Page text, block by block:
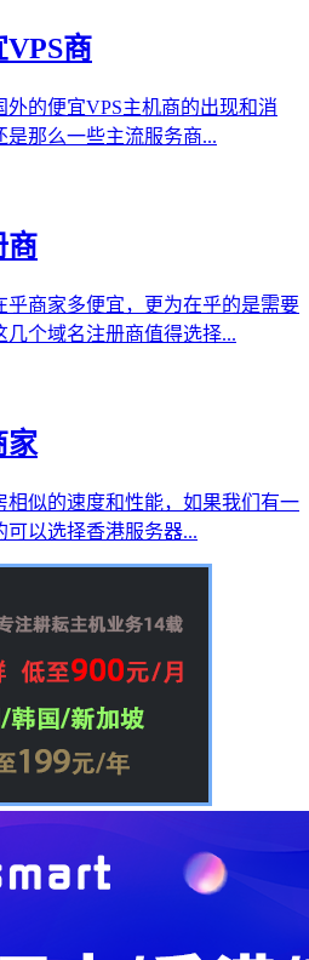
VPS商
的便宜VPS主机商的出现和消
那么一些主流服务商...
商
商家多便宜，更为在乎的是需要
个域名注册商值得选择...
家
相似的速度和性能，如果我们有一
以选择香港服务器...